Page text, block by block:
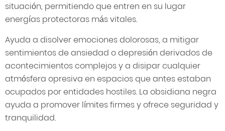
situación, permitiendo que entren en su lugar
energías protectoras más vitales.
Ayuda a disolver emociones dolorosas, a mitigar
sentimientos de ansiedad o depresión derivados de
acontecimientos complejos y a disipar cualquier
atmósfera opresiva en espacios que antes estaban
ocupados por entidades hostiles. La obsidiana negra
ayuda a promover límites firmes y ofrece seguridad y
tranquilidad.